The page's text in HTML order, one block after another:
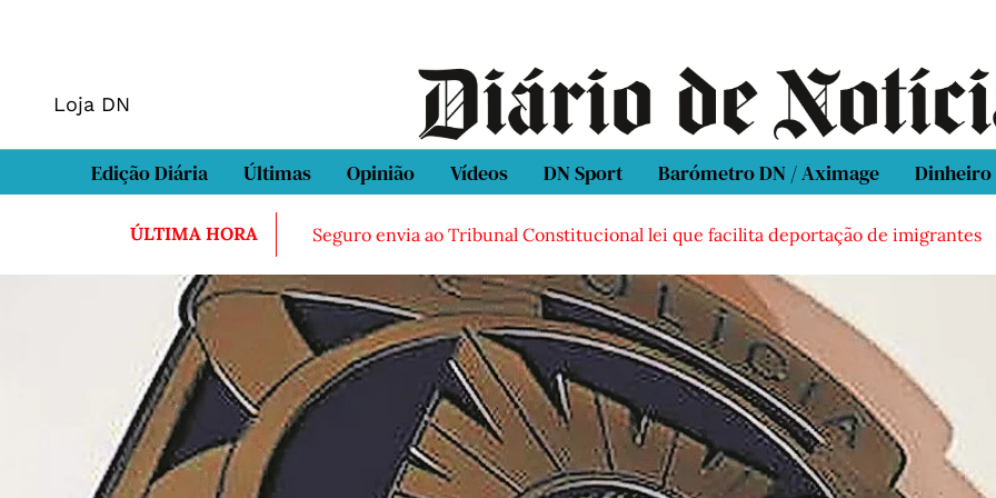
Loja DN
Edição Diária Últimas Opinião Vídeos DN Sport Barómetro DN / Aximage Dinheiro
ÚLTIMA HORA Seguro envia ao Tribunal Constitucional lei que facilita deportação de imigrantes